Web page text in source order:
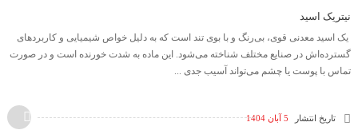
نیتریک اسید
یک اسید معدنی قوی، بی‌رنگ و با بوی تند است که به دلیل خواص شیمیایی و کاربردهای
گسترده‌اش در صنایع مختلف شناخته می‌شود. این ماده به شدت خورنده است و در صورت
تماس با پوست یا چشم می‌تواند آسیب جدی ...
تاریخ انتشار 5 آبان 1404